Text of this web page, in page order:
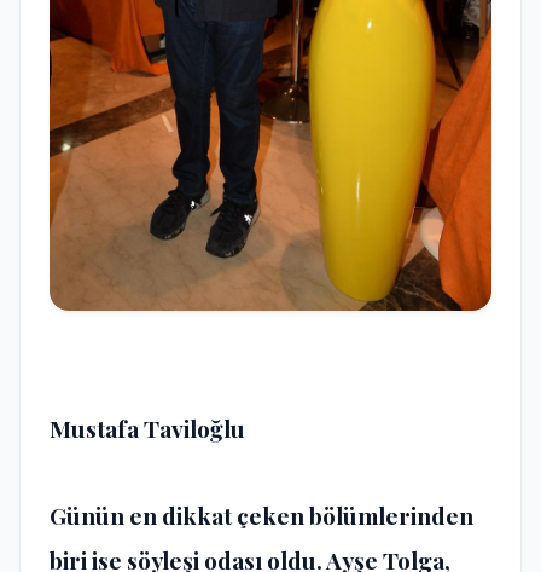
Mustafa Taviloğlu
Günün en dikkat çeken bölümlerinden
biri ise söyleşi odası oldu. Ayşe Tolga,